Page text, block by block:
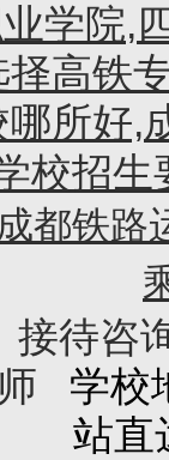
学院,
高铁
所好,
校招生
都铁路
电
学校
站直